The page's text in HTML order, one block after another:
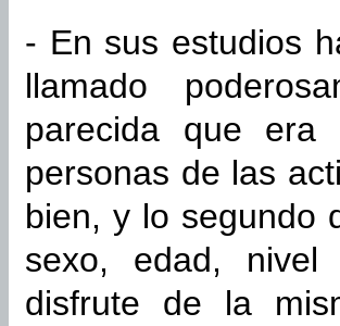
- En sus estudios
llamado
parecida que era
personas de las
bien, y lo segundo
sexo, edad,
disfrute de la